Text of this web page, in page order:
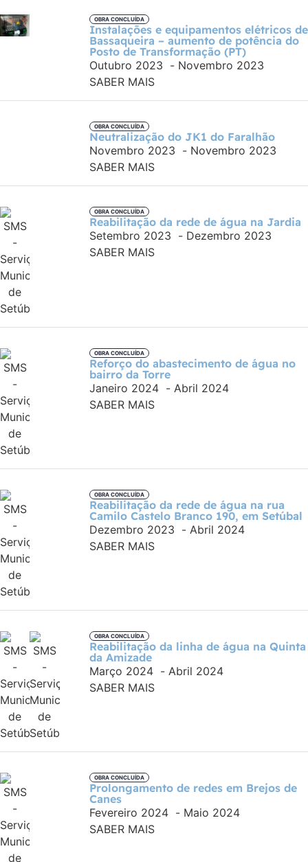
OBRA CONCLUÍDA
Instalações e equipamentos elétricos de
Bassaqueira – aumento de potência do
Posto de Transformação (PT)
Outubro 2023 - Novembro 2023
SABER MAIS
OBRA CONCLUÍDA
Neutralização do JK1 do Faralhão
Novembro 2023 - Novembro 2023
SABER MAIS
OBRA CONCLUÍDA
Reabilitação da rede de água na Jardia
Setembro 2023 - Dezembro 2023
SABER MAIS
OBRA CONCLUÍDA
Reforço do abastecimento de água no
bairro da Torre
Janeiro 2024 - Abril 2024
SABER MAIS
OBRA CONCLUÍDA
Reabilitação da rede de água na rua
Camilo Castelo Branco 190, em Setúbal
Dezembro 2023 - Abril 2024
SABER MAIS
OBRA CONCLUÍDA
Reabilitação da linha de água na Quinta
da Amizade
Março 2024 - Abril 2024
SABER MAIS
OBRA CONCLUÍDA
Prolongamento de redes em Brejos de
Canes
Fevereiro 2024 - Maio 2024
SABER MAIS